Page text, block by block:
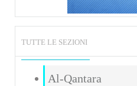
TUTTE LE SEZIONI
Al-Qantara